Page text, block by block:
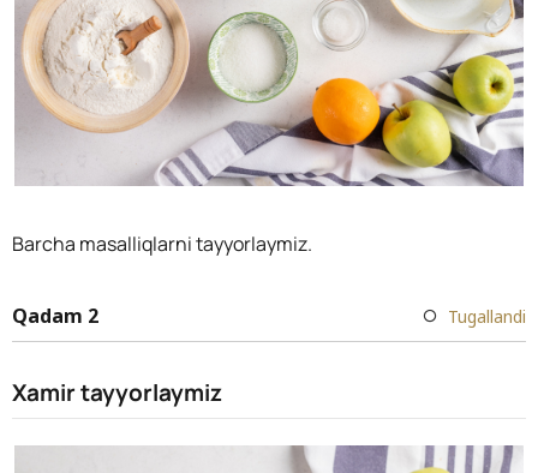
Barcha masalliqlarni tayyorlaymiz.
Qadam 2 Tugallandi
Xamir tayyorlaymiz